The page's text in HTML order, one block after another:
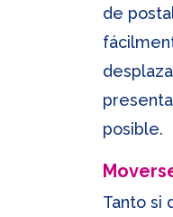
de
posible.
Tanto si